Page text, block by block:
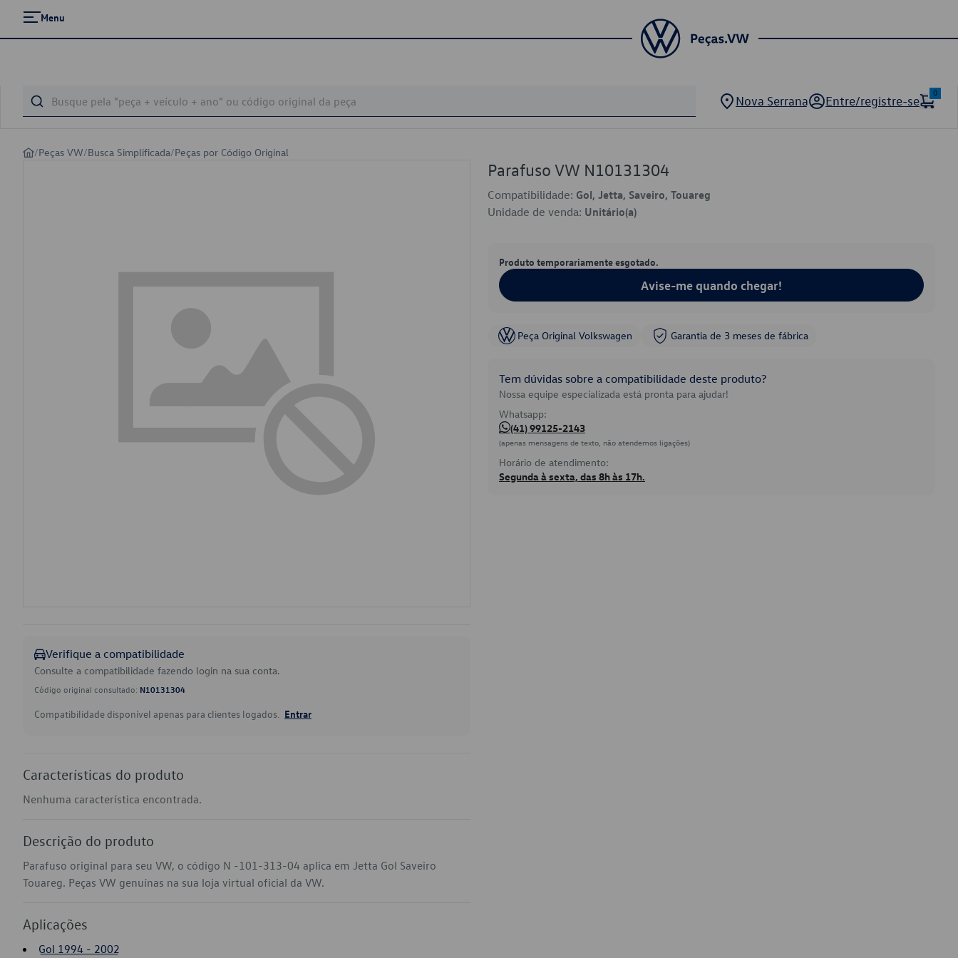
Menu
Nova Serrana Entre/registre-se
0
/Peças VW/Busca Simplificada/Peças por Código Original
Verifique a compatibilidade
Consulte a compatibilidade fazendo login na sua conta.
Código original consultado: N10131304
Compatibilidade disponível apenas para clientes logados. Entrar
Características do produto
Nenhuma característica encontrada.
Descrição do produto
Parafuso original para seu VW, o código N -101-313-04 aplica em Jetta Gol Saveiro
Touareg. Peças VW genuínas na sua loja virtual oficial da VW.
Aplicações
Gol 1994 - 2002
Parafuso VW N10131304
Compatibilidade: Gol, Jetta, Saveiro, Touareg
Unidade de venda: Unitário(a)
Produto temporariamente esgotado.
Avise-me quando chegar!
Peça Original Volkswagen Garantia de 3 meses de fábrica
Tem dúvidas sobre a compatibilidade deste produto?
Nossa equipe especializada está pronta para ajudar!
Whatsapp:
(41) 99125-2143
(apenas mensagens de texto, não atendemos ligações)
Horário de atendimento:
Segunda à sexta, das 8h às 17h.